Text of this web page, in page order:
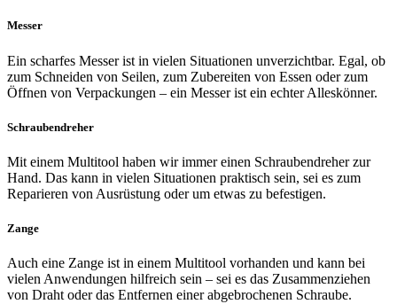
Messer
Ein scharfes Messer ist in vielen Situationen unverzichtbar. Egal, ob
zum Schneiden von Seilen, zum Zubereiten von Essen oder zum
Öffnen von Verpackungen – ein Messer ist ein echter Alleskönner.
Schraubendreher
Mit einem Multitool haben wir immer einen Schraubendreher zur
Hand. Das kann in vielen Situationen praktisch sein, sei es zum
Reparieren von Ausrüstung oder um etwas zu befestigen.
Zange
Auch eine Zange ist in einem Multitool vorhanden und kann bei
vielen Anwendungen hilfreich sein – sei es das Zusammenziehen
von Draht oder das Entfernen einer abgebrochenen Schraube.